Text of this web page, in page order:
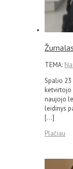
TEMA:
Spalio
ketvirtojo
naujojo
leidinys
[…]
Plačiau